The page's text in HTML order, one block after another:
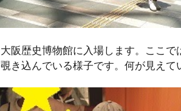
大阪歴史博物館に入場します。ここ
覗き込んでいる様子です。何が見えて